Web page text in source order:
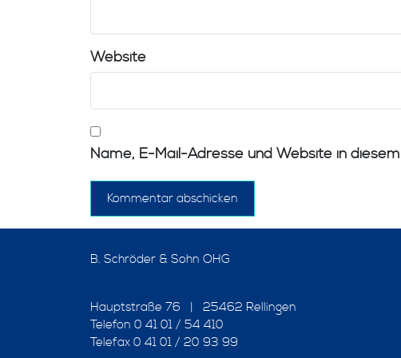
Website
Name, E-Mail-Adresse und Website in
B. Schröder & Sohn OHG
Hauptstraße 76 | 25462 Rellingen
Telefon 0 41 01 / 54 410
Telefax 0 41 01 / 20 93 99